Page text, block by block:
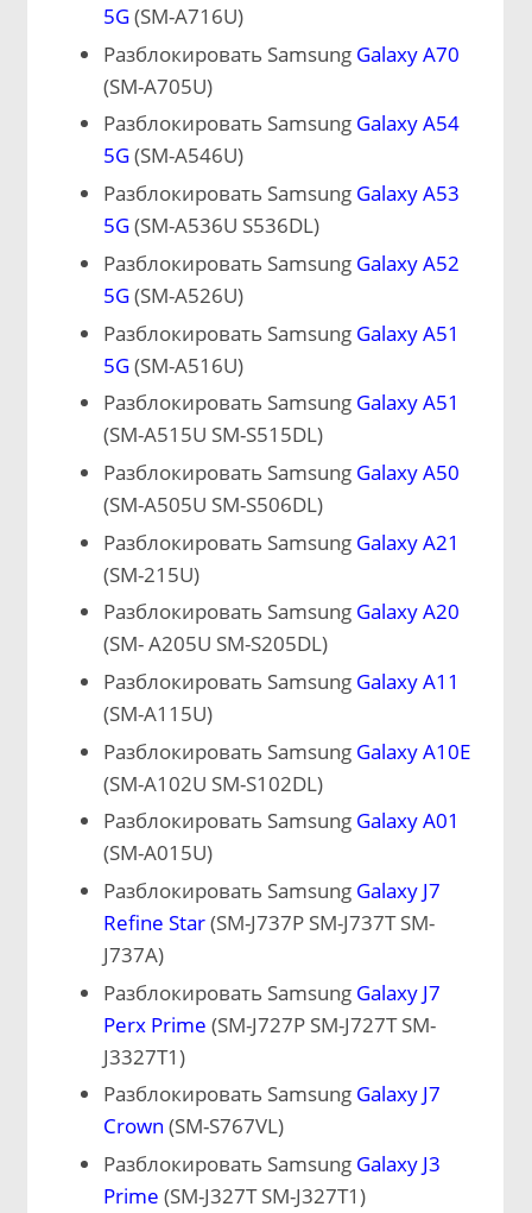
5G(SM-A716U)
Разблокировать Samsung Galaxy A70
(SM-A705U)
Разблокировать Samsung Galaxy A54
5G(SM-A546U)
Разблокировать Samsung Galaxy A53
5G(SM-A536U S536DL)
Разблокировать Samsung Galaxy A52
5G(SM-A526U)
Разблокировать Samsung Galaxy A51
5G(SM-A516U)
Разблокировать Samsung Galaxy A51
(SM-A515U SM-S515DL)
Разблокировать Samsung Galaxy A50
(SM-A505U SM-S506DL)
Разблокировать Samsung Galaxy A21
(SM-215U)
Разблокировать Samsung Galaxy A20
(SM- A205U SM-S205DL)
Разблокировать Samsung Galaxy A11
(SM-A115U)
Разблокировать Samsung Galaxy A10E
(SM-A102U SM-S102DL)
Разблокировать Samsung Galaxy A01
(SM-A015U)
Разблокировать Samsung Galaxy J7
Refine Star(SM-J737P SM-J737T SM-
J737A)
Разблокировать Samsung Galaxy J7
Perx Prime (SM-J727P SM-J727T SM-
J3327T1)
Разблокировать Samsung Galaxy J7
Crown (SM-S767VL)
Разблокировать Samsung Galaxy J3
Prime (SM-J327T SM-J327T1)